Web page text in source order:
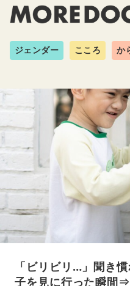
ジェンダー こころ か
「ビリビリ…」聞き
子を見に行った瞬間